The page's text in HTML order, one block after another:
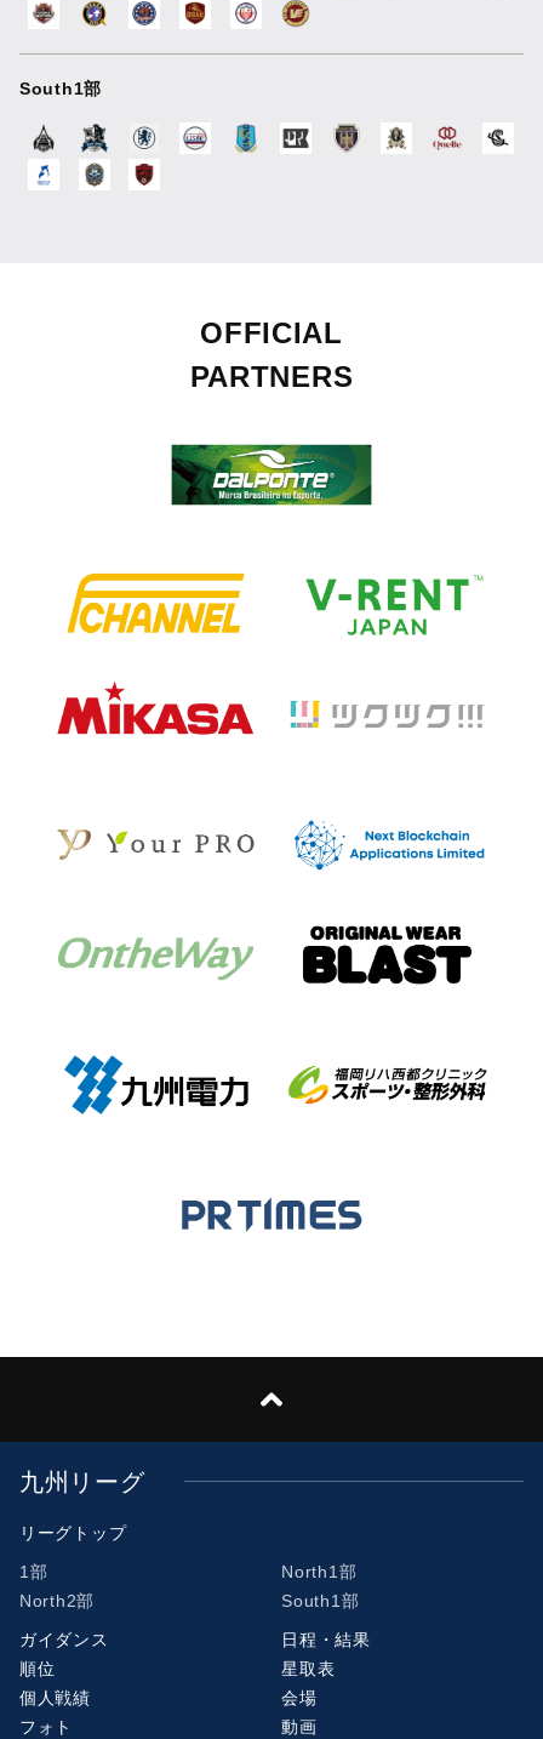
South1部
OFFICIAL
PARTNERS
九州リーグ
リーグトップ
1部
North1部
North2部
South1部
ガイダンス
日程・結果
順位
星取表
個人戦績
会場
フォト
動画